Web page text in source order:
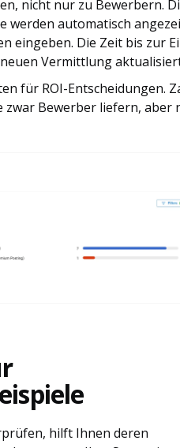
nicht nur zu Bewerbern.
werden automatisch
eingeben. Die Zeit bis zur
Vermittlung
für ROI-Entscheidungen.
zwar Bewerber liefern, aber
hilft Ihnen deren